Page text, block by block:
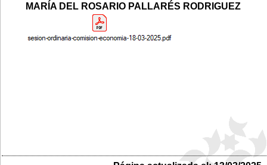
MARÍA DEL ROSARIO PALLARÉS RODRIGUEZ